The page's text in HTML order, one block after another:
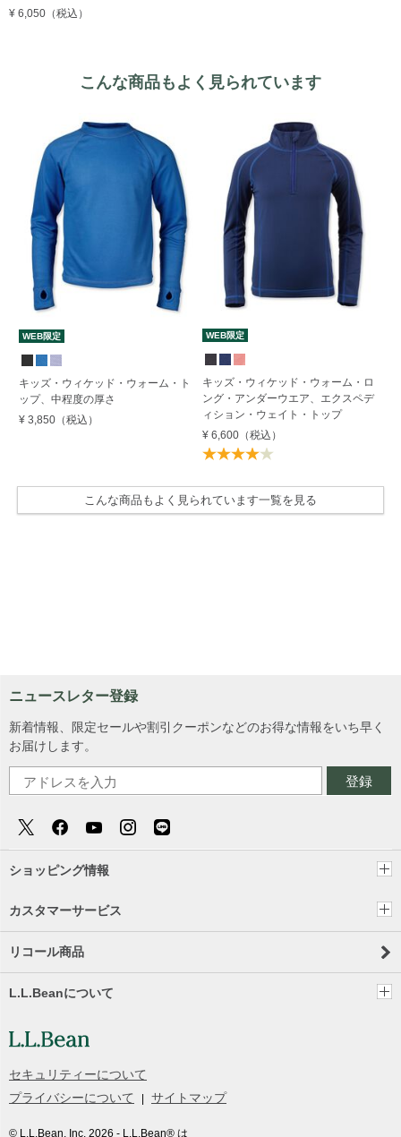
¥ 6,050 （税込）
こんな商品もよく見られています
WEB限定
キッズ・ウィケッド・ウォーム・ト
ップ、中程度の厚さ
¥ 3,850（税込）
WEB限定
キッズ・ウィケッド・ウォーム・ロ
ング・アンダーウエア、エクスペデ
ィション・ウェイト・トップ
¥ 6,600 （税込）
こんな商品もよく見られています一覧を見る
ニュースレター登録
新着情報、限定セールや割引クーポンなどのお得な情報をいち早く
お届けします。
登録
ショッピング情報
カスタマーサービス
リコール商品
L.L.Beanについて
セキュリティーについて
プライバシーについて
サイトマップ
© L.L.Bean, Inc. 2026 - L.L.Bean® は